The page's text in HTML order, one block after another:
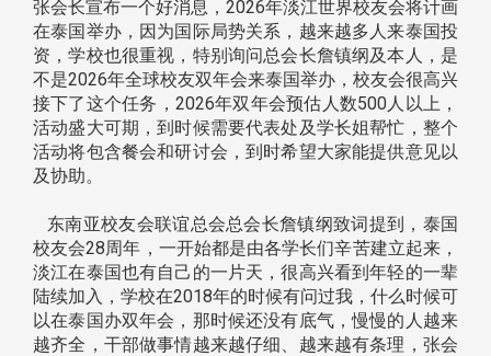
张会长宣布一个好消息，2026年淡江世界校友会将计画
在泰国举办，因为国际局势关系，越来越多人来泰国投
资，学校也很重视，特别询问总会长詹镇纲及本人，是
不是2026年全球校友双年会来泰国举办，校友会很高兴
接下了这个任务，2026年双年会预估人数500人以上，
活动盛大可期，到时候需要代表处及学长姐帮忙，整个
活动将包含餐会和研讨会，到时希望大家能提供意见以
及协助。
东南亚校友会联谊总会总会长詹镇纲致词提到，泰国
校友会28周年，一开始都是由各学长们辛苦建立起来，
淡江在泰国也有自己的一片天，很高兴看到年轻的一辈
陆续加入，学校在2018年的时候有问过我，什么时候可
以在泰国办双年会，那时候还没有底气，慢慢的人越来
越齐全，干部做事情越来越仔细、越来越有条理，张会